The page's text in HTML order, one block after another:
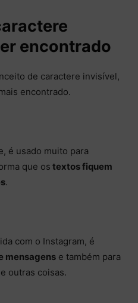
encontrado
de caractere invisível,
encontrado.
é usado muito para
que os textos fiquem
.
com o Instagram, é
mensagens e também para
outras coisas.